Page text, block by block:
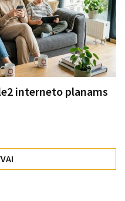
interneto planams